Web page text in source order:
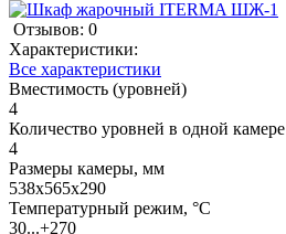
Отзывов: 0
Характеристики:
Все характеристики
Вместимость (уровней)
4
Количество уровней в одной камере
4
Размеры камеры, мм
538х565х290
Температурный режим, °C
30...+270